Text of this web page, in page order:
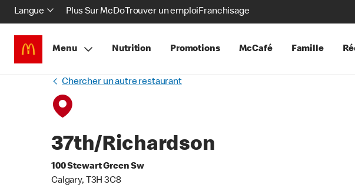
Langue Plus Sur McDoTrouver un emploiFranchisage
Menu Nutrition Promotions McCafé Famille
Chercher un autre restaurant
37th/Richardson
100 Stewart Green Sw
Calgary, T3H 3C8